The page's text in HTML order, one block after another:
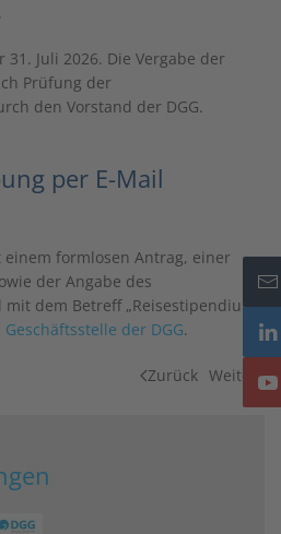
Juli 2026. Die Vergabe der
Prüfung der
den Vorstand der DGG.
per E-Mail
formlosen Antrag, einer
der Angabe des
dem Betreff „Reisestipendium
Geschäftsstelle der DGG.
Zurück Weiter